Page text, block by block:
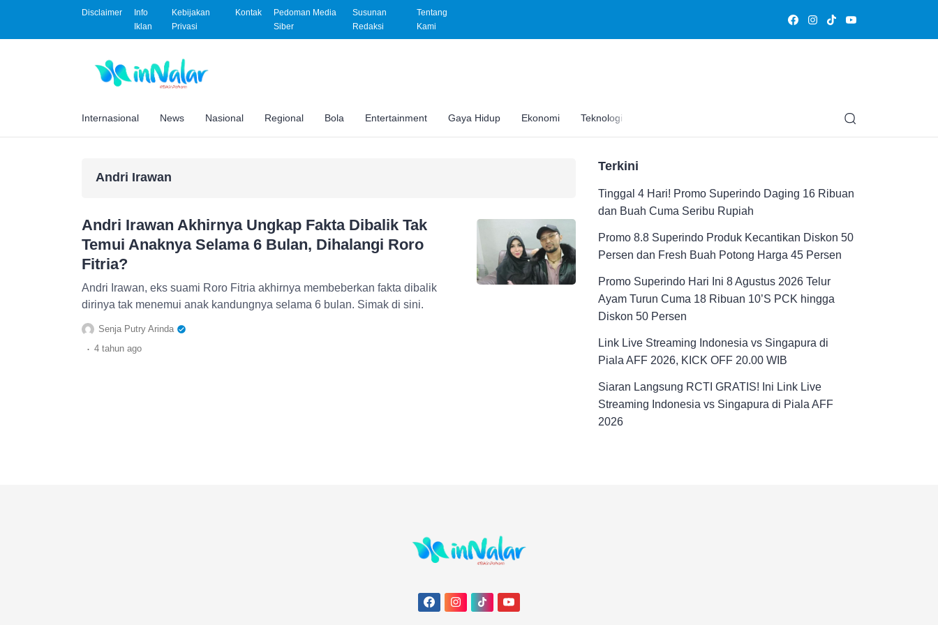
Disclaimer
Info
Iklan
Kebijakan
Privasi
Kontak
Pedoman Media
Siber
Susunan
Redaksi
Tentang
Kami
Internasional News Nasional Regional Bola Entertainment Gaya Hidup Ekonomi Teknologi Edukasi
Andri Irawan
Andri Irawan Akhirnya Ungkap Fakta Dibalik Tak
Temui Anaknya Selama 6 Bulan, Dihalangi Roro
Fitria?
Andri Irawan, eks suami Roro Fitria akhirnya membeberkan fakta dibalik
dirinya tak menemui anak kandungnya selama 6 bulan. Simak di sini.
Senja Putry Arinda
. 4 tahun ago
Terkini
Tinggal 4 Hari! Promo Superindo Daging 16 Ribuan
dan Buah Cuma Seribu Rupiah
Promo 8.8 Superindo Produk Kecantikan Diskon 50
Persen dan Fresh Buah Potong Harga 45 Persen
Promo Superindo Hari Ini 8 Agustus 2026 Telur
Ayam Turun Cuma 18 Ribuan 10’S PCK hingga
Diskon 50 Persen
Link Live Streaming Indonesia vs Singapura di
Piala AFF 2026, KICK OFF 20.00 WIB
Siaran Langsung RCTI GRATIS! Ini Link Live
Streaming Indonesia vs Singapura di Piala AFF
2026